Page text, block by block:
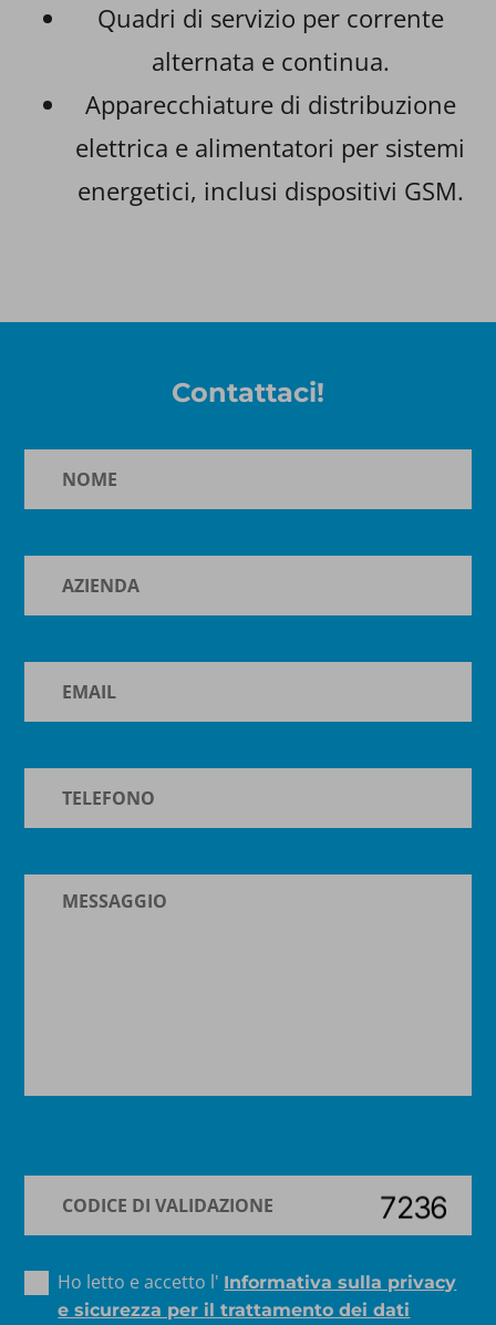
Quadri di servizio per corrente
alternata e continua.
Apparecchiature di distribuzione
elettrica e alimentatori per sistemi
energetici, inclusi dispositivi GSM.
Contattaci!
Ho letto e accetto l' Informativa sulla privacy
e sicurezza per il trattamento dei dati